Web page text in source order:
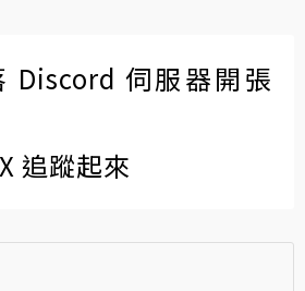
Discord 伺服器開張
追蹤起來